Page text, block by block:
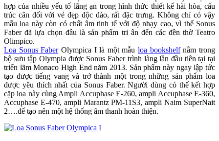
hợp của nhiều yếu tố lãng ạn trong hình thức thiết kế hài hòa, cấu
trúc cân đối với vẻ đẹp độc đáo, rất đặc trưng. Không chỉ có vậy
mẫu loa này còn có chất âm tinh tế với độ nhạy cao, vì thế Sonus
Faber đã lựa chọn đâu là sản phẩm tri ân đến các đền thờ Teatro
Olimpico.
Loa Sonus FaberOlympica I là một mẫuloa bookshelfnằm trong
bộ sưu tập Olympia được Sonus Faber trình làng lần đầu tiên tại tại
triển lãm Monaco High End năm 2013. Sản phẩm này ngay lập tức
tạo được tiếng vang và trở thành một trong những sản phẩm loa
được yêu thích nhất của Sonus Faber. Người dùng có thể kết hợp
cặp loa này cùng Ampli Accuphase E-260, ampli Accuphase E-360,
Accuphase E-470, ampli Marantz PM-11S3, ampli Naim SuperNait
2….để tạo nên một hệ thống âm thanh hoàn thiện.